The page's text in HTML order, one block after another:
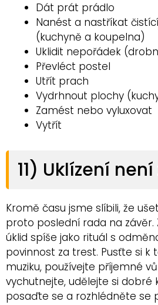
Dát prát prádlo
Nanést a nastříkat
(kuchyně a koupelna)
Uklidit nepořádek
Převléct postel
Utřít prach
Vydrhnout plochy
Zamést nebo vyluxovat
Vytřít
11) Uklízení
Kromě času jsme slíbili, že
proto poslední rada na
úklid spíše jako rituál s
povinnost za trest. Pusťte si k
muziku, používejte příjemné
vychutnejte, udělejte si dobré
posaďte se a rozhlédněte se